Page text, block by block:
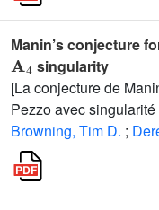
Manin’s conjecture
A4
singularity
[La conjecture de
Pezzo avec singularité
Browning, Tim D. ;